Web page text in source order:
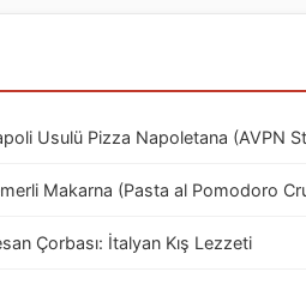
Usulü Pizza Napoletana (AVPN
Makarna (Pasta al Pomodoro
Çorbası: İtalyan Kış Lezzeti